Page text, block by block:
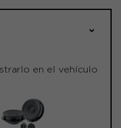
en el vehículo